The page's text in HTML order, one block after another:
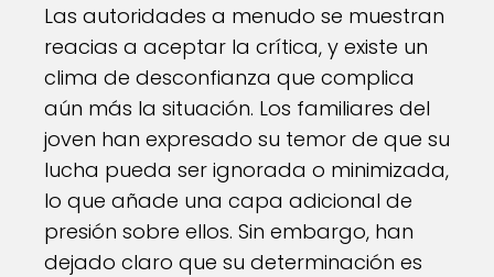
Las autoridades a menudo se muestran
reacias a aceptar la crítica, y existe un
clima de desconfianza que complica
aún más la situación. Los familiares del
joven han expresado su temor de que su
lucha pueda ser ignorada o minimizada,
lo que añade una capa adicional de
presión sobre ellos. Sin embargo, han
dejado claro que su determinación es